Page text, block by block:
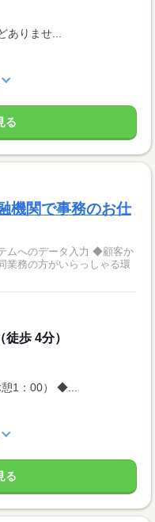
りませ...
る
機関で事務のお仕
業務の方がいらっしゃる環
歩 4分）
1：00） ◆...
る